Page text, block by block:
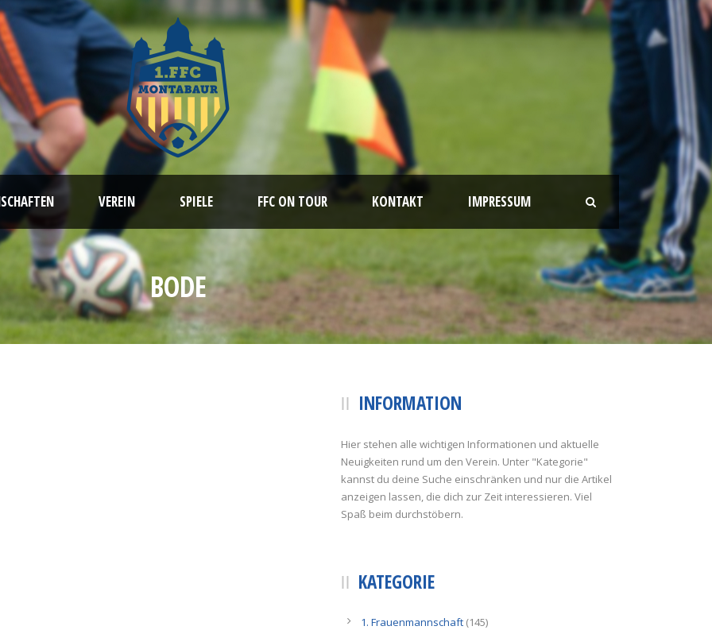
VEREIN SPIELE FFC ON TOUR KONTAKT IMPRESSUM
BODE
INFORMATION
Hier stehen alle wichtigen Informationen und aktuelle
Neuigkeiten rund um den Verein. Unter "Kategorie"
kannst du deine Suche einschränken und nur die Artikel
anzeigen lassen, die dich zur Zeit interessieren. Viel
Spaß beim durchstöbern.
KATEGORIE
1. Frauenmannschaft (145)